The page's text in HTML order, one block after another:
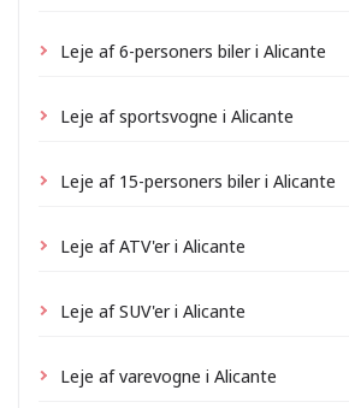
Leje af 6-personers biler i Alicante
Leje af sportsvogne i Alicante
Leje af 15-personers biler i Alicante
Leje af ATV'er i Alicante
Leje af SUV'er i Alicante
Leje af varevogne i Alicante